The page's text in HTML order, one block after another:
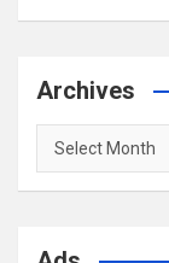
Archives
Archives